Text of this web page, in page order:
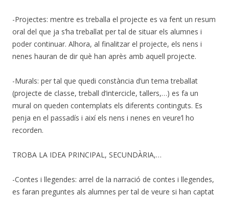
-Projectes: mentre es treballa el projecte es va fent un resum
oral del que ja s’ha treballat per tal de situar els alumnes i
poder continuar. Alhora, al finalitzar el projecte, els nens i
nenes hauran de dir què han après amb aquell projecte.
-Murals: per tal que quedi constància d’un tema treballat
(projecte de classe, treball d’intercicle, tallers,…) es fa un
mural on queden contemplats els diferents continguts. Es
penja en el passadís i així els nens i nenes en veure’l ho
recorden.
TROBA LA IDEA PRINCIPAL, SECUNDÀRIA,…
-Contes i llegendes: arrel de la narració de contes i llegendes,
es faran preguntes als alumnes per tal de veure si han captat